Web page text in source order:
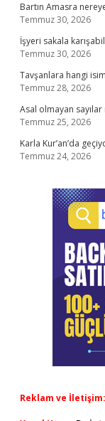
Bartın Amasra
Temmuz 30, 2026
İşyeri sakala
Temmuz 30, 2026
Tavşanlara hangi
Temmuz 28, 2026
Asal olmayan sayılar
Temmuz 25, 2026
Karla Kur’an’da
Temmuz 24, 2026
Reklam ve İletişim: